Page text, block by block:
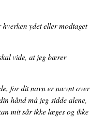
ydet eller modtaget
vide, at jeg bærer
for dit navn er nævnt over
hånd må jeg sidde alene,
mit sår ikke læges og ikke